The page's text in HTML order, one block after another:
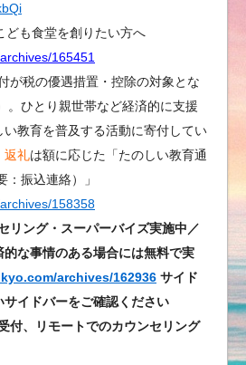
ども食堂を創りたい方へ
165451
が税の優遇措置・控除の対象とな
。ひとり親世帯など経済的に支援
教育を普及する活動に寄付してい
返礼は額に応じた「たのしい教育通
振込連絡）」
158358
リング・スーパーバイズ実施中／
な事情のある場合には無料で実
archives/162936 サイド
イドバーをご確認ください
付、リモートでのカウンセリング